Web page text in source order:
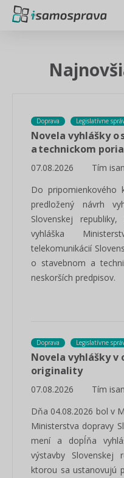
Doprava Legislatívne
Novela vyhlášky o
a technickom
07.08.2026
Tím
Do pripomienkového
predložený návrh
Slovenskej
vyhláška
telekomunikácií
o stavebnom a
neskorších predpisov.
Doprava Legislatívne
Novela vyhlášky
originality
07.08.2026
Tím
Dňa 04.08.2026 bol v
Ministerstva dopravy
mení a dopĺňa
výstavby Slovenskej
ktorou sa ustanovujú